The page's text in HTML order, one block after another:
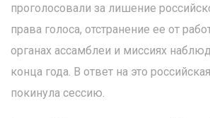
проголосовали за лишение
права голоса, отстранение ее от
органах ассамблеи и миссиях
конца года. В ответ на это
покинула сессию.